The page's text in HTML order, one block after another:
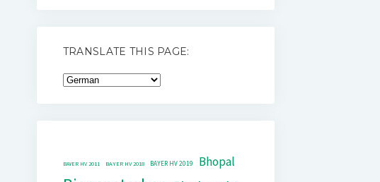
TRANSLATE THIS PAGE:
BAYER HV 2011 BAYER HV 2018 BAYER HV 2019 Bhopal